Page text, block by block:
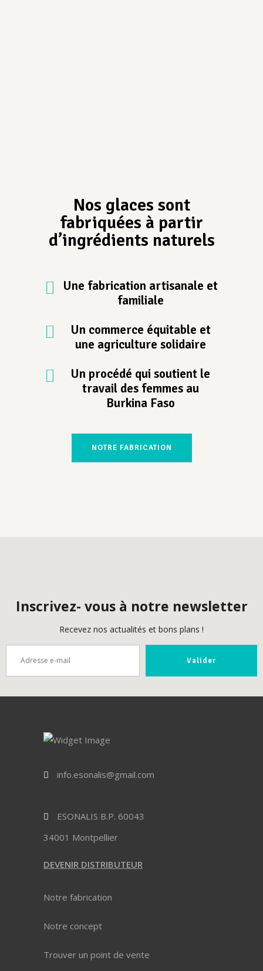
Nos glaces sont
fabriquées à partir
d’ingrédients naturels
Une fabrication artisanale et
familiale
Un commerce équitable et
une agriculture solidaire
Un procédé qui soutient le
travail des femmes au
Burkina Faso
NOTRE FABRICATION
Inscrivez- vous à notre newsletter
Recevez nos actualités et bons plans !
info.esonalis@gmail.com
ESONALIS B.P. 60043
34001 Montpellier
DEVENIR DISTRIBUTEUR
Notre fabrication
Notre concept
Trouver un point de vente